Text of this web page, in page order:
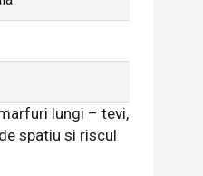
lungi – tevi,
spatiu si riscul